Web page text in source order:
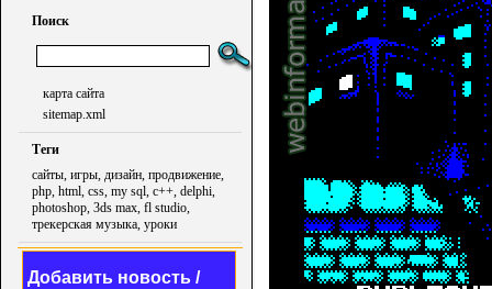
Поиск
карта сайта
sitemap.xml
Теги
сайты, игры, дизайн, продвижение,
php, html, css, my sql, c++, delphi,
photoshop, 3ds max, fl studio,
трекерская музыка, уроки
Добавить новость /